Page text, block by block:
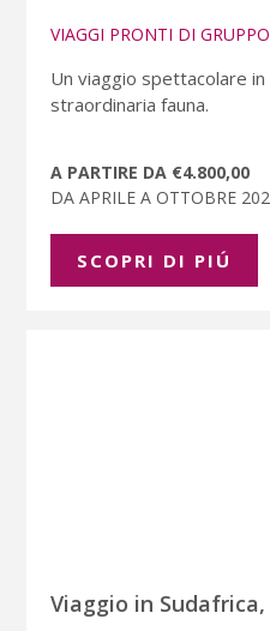
VIAGGI PRONTI DI GRUPPO
Un viaggio spettacolare
straordinaria fauna.
A PARTIRE DA €4.800,00
DA APRILE A OTTOBRE
SCOPRI DI PIÚ
Viaggio in